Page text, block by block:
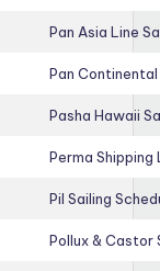
Pan Asia Line
Pan Continental
Pasha Hawaii
Perma Shipping
Pil Sailing
Pollux & Castor